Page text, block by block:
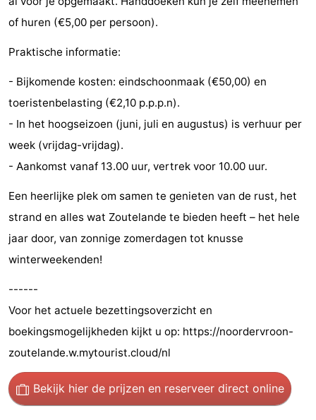
Nieuws
adressen
Regio
Zeeland
Duiveland
-
Renesse
-
Brouwershaven
-
Bruinisse
-
Zierikzee
-
Natuur
Oosterschelde
-
Burgh
-
of huren (€5,00 per persoon).
Praktische informatie:
- Bijkomende kosten: eindschoonmaak (€50,00) en
toeristenbelasting (€2,10 p.p.p.n).
- In het hoogseizoen (juni, juli en augustus) is verhuur per
week (vrijdag-vrijdag).
- Aankomst vanaf 13.00 uur, vertrek voor 10.00 uur.
Een heerlijke plek om samen te genieten van de rust, het
strand en alles wat Zoutelande te bieden heeft – het hele
jaar door, van zonnige zomerdagen tot knusse
winterweekenden!
------
Voor het actuele bezettingsoverzicht en
boekingsmogelijkheden kijkt u op: https://noordervroon-
zoutelande.w.mytourist.cloud/nl
Bekijk hier de prijzen en reserveer direct online